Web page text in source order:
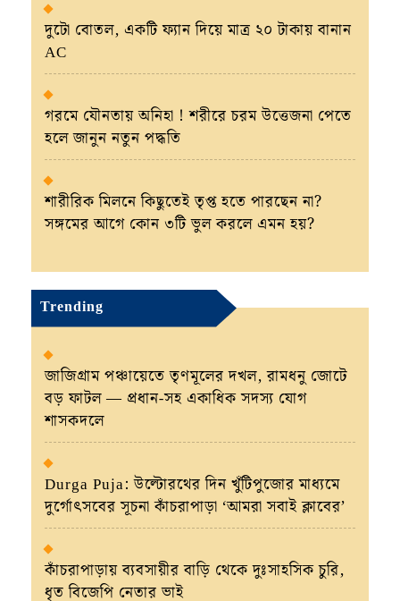
দুটো বোতল, একটি ফ্যান দিয়ে মাত্র ২০ টাকায় বানান
AC
গরমে যৌনতায় অনিহা ! শরীরে চরম উত্তেজনা পেতে
হলে জানুন নতুন পদ্ধতি
শারীরিক মিলনে কিছুতেই তৃপ্ত হতে পারছেন না?
সঙ্গমের আগে কোন ৩টি ভুল করলে এমন হয়?
Trending
জাজিগ্রাম পঞ্চায়েতে তৃণমূলের দখল, রামধনু জোটে
বড় ফাটল — প্রধান-সহ একাধিক সদস্য যোগ
শাসকদলে
Durga Puja: উল্টোরথের দিন খুঁটিপুজোর মাধ্যমে
দুর্গোৎসবের সূচনা কাঁচরাপাড়া ‘আমরা সবাই ক্লাবের’
কাঁচরাপাড়ায় ব্যবসায়ীর বাড়ি থেকে দুঃসাহসিক চুরি,
ধৃত বিজেপি নেতার ভাই